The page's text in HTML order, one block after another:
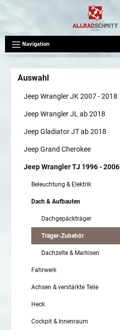
Navigation
Auswahl
Jeep Wrangler JK 2007 - 2018
Jeep Wrangler JL ab 2018
Jeep Gladiator JT ab 2018
Jeep Grand Cherokee
Jeep Wrangler TJ 1996 - 2006
Beleuchtung & Elektrik
Dach & Aufbauten
Dachgepäckträger
Träger-Zubehör
Dachzelte & Markisen
Fahrwerk
Achsen & verstärkte Teile
Heck
Cockpit & Innenraum